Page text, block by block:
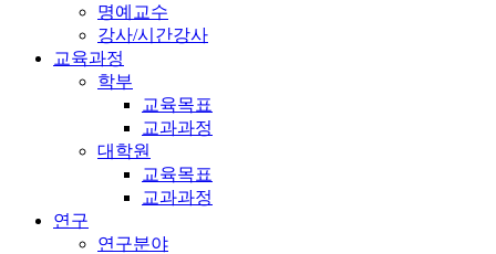
명예교수
강사/시간강사
교육과정
학부
교육목표
교과과정
대학원
교육목표
교과과정
연구
연구분야